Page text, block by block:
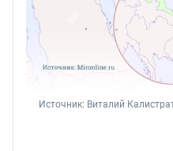
Источник: Виталий